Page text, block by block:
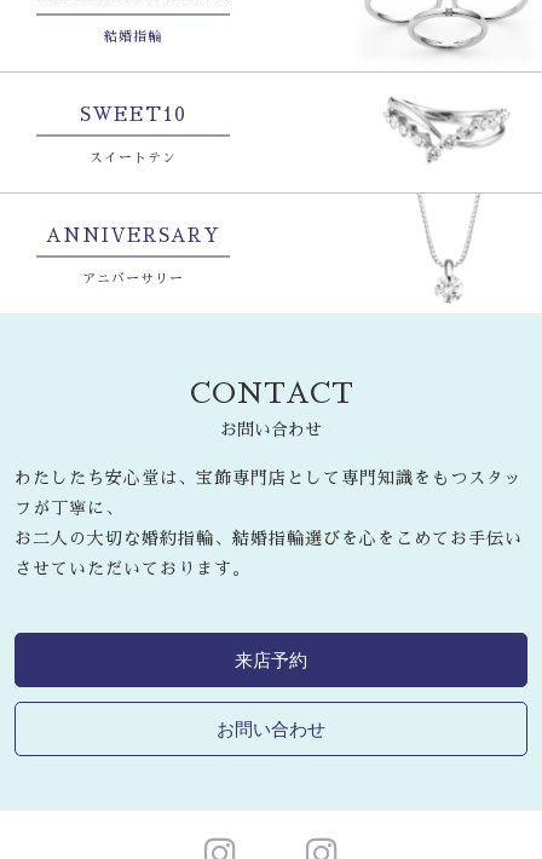
結婚指輪
SWEET10
スイートテン
ANNIVERSARY
アニバーサリー
CONTACT
お問い合わせ
わたしたち安心堂は、宝飾専門店として専門知識をもつスタッ
フが丁寧に、
お二人の大切な婚約指輪、結婚指輪選びを心をこめてお手伝い
させていただいております。
来店予約
お問い合わせ